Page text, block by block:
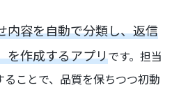
内容を自動で分類し、返信
を作成するアプリです。担当
ことで、品質を保ちつつ初動